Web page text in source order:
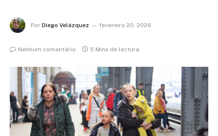
Por Diego Velázquez fevereiro 20, 2026
Nenhum comentário 5 Mins de lectura